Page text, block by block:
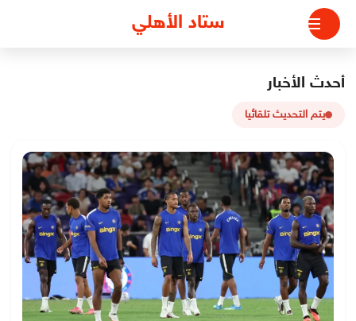
التجاوز
المحتوى
ستاد الأهلي
أحدث الأخبار
يتم التحديث تلقائيا